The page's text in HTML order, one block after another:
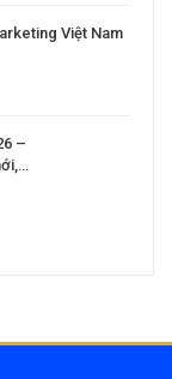
Việt Nam
–